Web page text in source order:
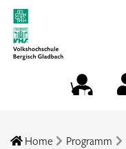
Home Programm